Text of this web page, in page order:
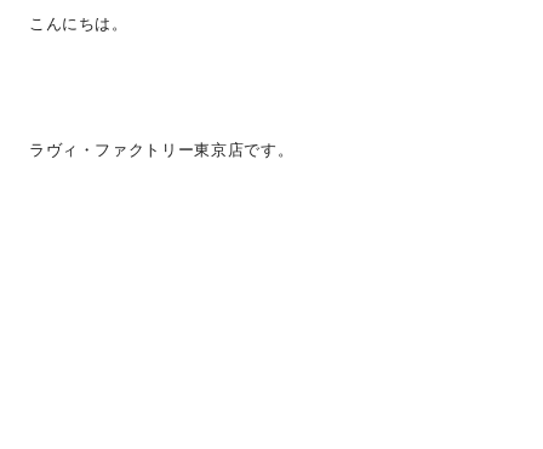
こんにちは。
ラヴィ・ファクトリー東京店です。